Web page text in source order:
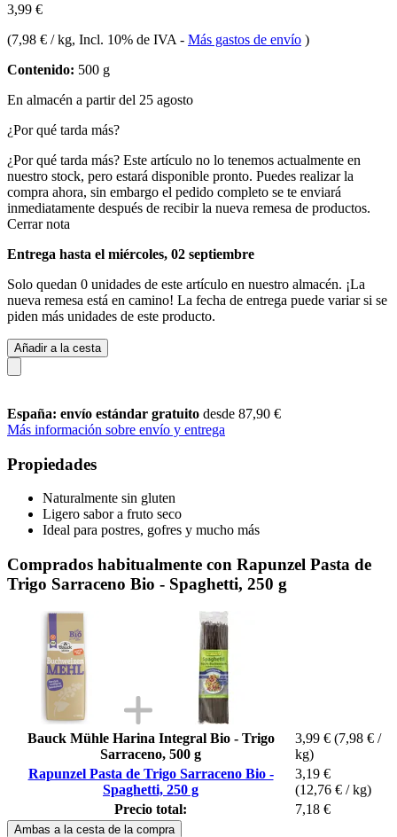
3,99 €
(7,98 € / kg, Incl. 10% de IVA - Más gastos de envío )
Contenido: 500 g
En almacén a partir del 25 agosto
¿Por qué tarda más?
¿Por qué tarda más? Este artículo no lo tenemos actualmente en
nuestro stock, pero estará disponible pronto. Puedes realizar la
compra ahora, sin embargo el pedido completo se te enviará
inmediatamente después de recibir la nueva remesa de productos.
Cerrar nota
Entrega hasta el miércoles, 02 septiembre
Solo quedan 0 unidades de este artículo en nuestro almacén. ¡La
nueva remesa está en camino! La fecha de entrega puede variar si se
piden más unidades de este producto.
Añadir a la cesta
España: envío estándar gratuito desde 87,90 €
Más información sobre envío y entrega
Propiedades
Naturalmente sin gluten
Ligero sabor a fruto seco
Ideal para postres, gofres y mucho más
Comprados habitualmente con Rapunzel Pasta de
Trigo Sarraceno Bio - Spaghetti, 250 g
Bauck Mühle Harina Integral Bio - Trigo
Sarraceno, 500 g
3,99 € (7,98 € /
kg)
Rapunzel Pasta de Trigo Sarraceno Bio -
Spaghetti, 250 g
3,19 €
(12,76 € / kg)
Precio total:
7,18 €
Ambas a la cesta de la compra